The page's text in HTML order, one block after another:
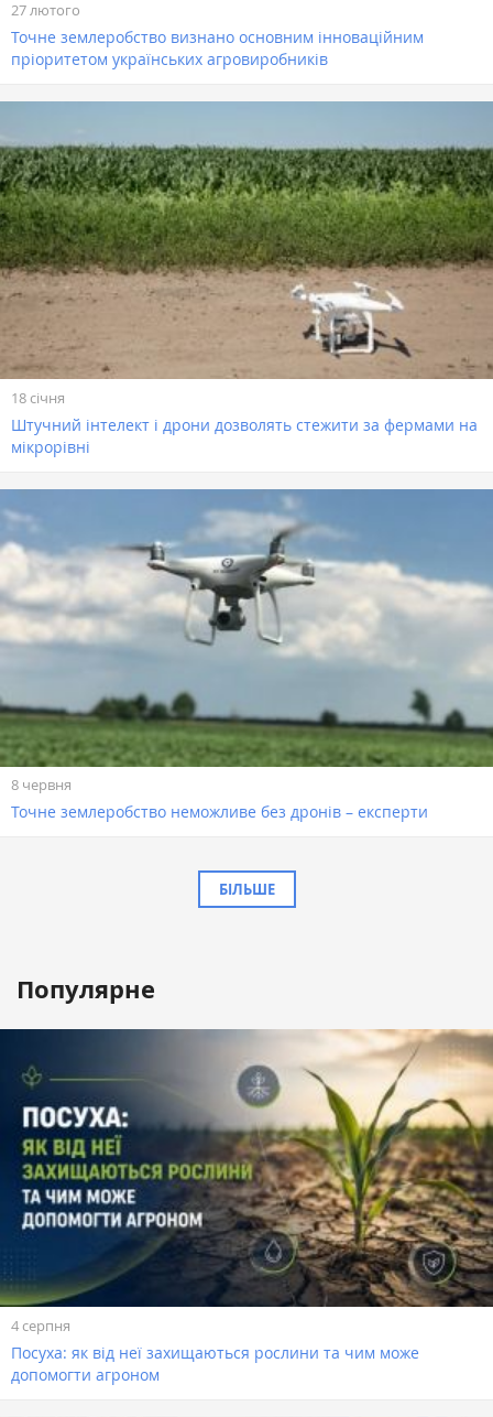
27 лютого
Точне землеробство визнано основним інноваційним
пріоритетом українських агровиробників
18 січня
Штучний інтелект і дрони дозволять стежити за фермами на
мікрорівні
8 червня
Точне землеробство неможливе без дронів – експерти
БІЛЬШЕ
Популярне
4 серпня
Посуха: як від неї захищаються рослини та чим може
допомогти агроном